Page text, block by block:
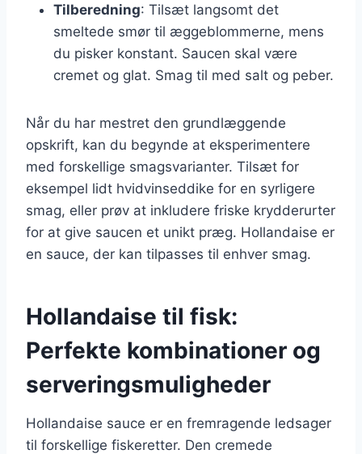
Tilberedning: Tilsæt langsomt det
smeltede smør til æggeblommerne, mens
du pisker konstant. Saucen skal være
cremet og glat. Smag til med salt og peber.
Når du har mestret den grundlæggende
opskrift, kan du begynde at eksperimentere
med forskellige smagsvarianter. Tilsæt for
eksempel lidt hvidvinseddike for en syrligere
smag, eller prøv at inkludere friske krydderurter
for at give saucen et unikt præg. Hollandaise er
en sauce, der kan tilpasses til enhver smag.
Hollandaise til fisk:
Perfekte kombinationer og
serveringsmuligheder
Hollandaise sauce er en fremragende ledsager
til forskellige fiskeretter. Den cremede